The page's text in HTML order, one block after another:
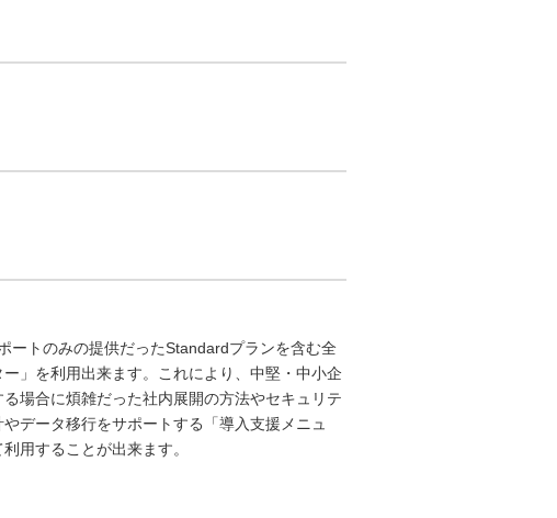
ートのみの提供だったStandardプランを含む全
」を利用出来ます。これにより、中堅・中小企
場合に煩雑だった社内展開の方法やセキュリテ
データ移行をサポートする「導入支援メニュ
用することが出来ます。